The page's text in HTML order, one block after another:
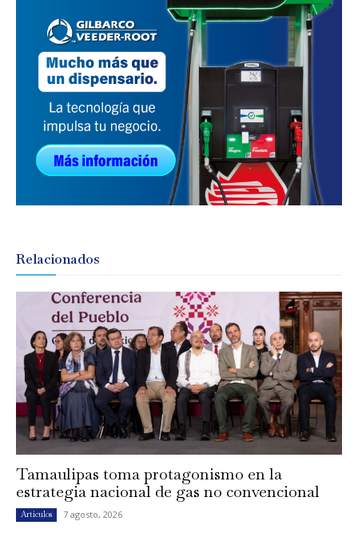
Relacionados
Tamaulipas toma protagonismo en la
estrategia nacional de gas no convencional
Artículos 7 agosto, 2026